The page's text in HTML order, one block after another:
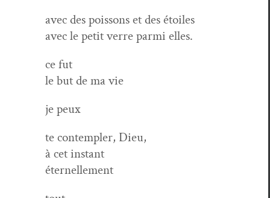
avec des pois­sons et des étoiles
avec le petit verre par­mi elles.
ce fut
le but de ma vie
je peux
te con­tem­pler, Dieu,
à cet instant
éternellement